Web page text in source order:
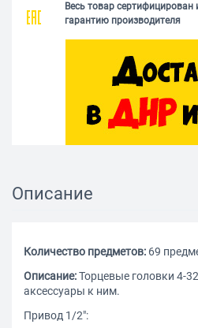
Весь товар
гарантию производителя
Описание
Количество предметов: 69
Описание:Торцевые головки 4-
аксессуары к ним.
Привод 1/2":